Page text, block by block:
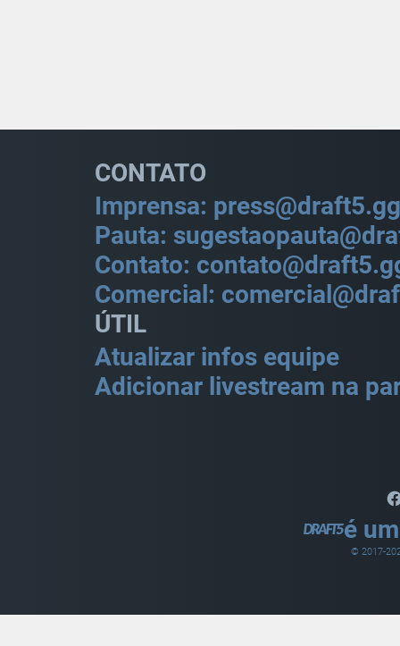
CONTATO
Imprensa: press@draft5.gg
Pauta:
Contato:
Comercial:
ÚTIL
Atualizar infos equipe
Adicionar livestream na
é
© 2017-